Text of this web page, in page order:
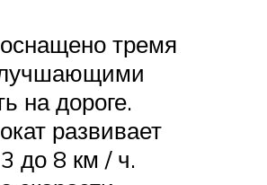
тремя
на дороге.
развивает
до 8 км / ч.